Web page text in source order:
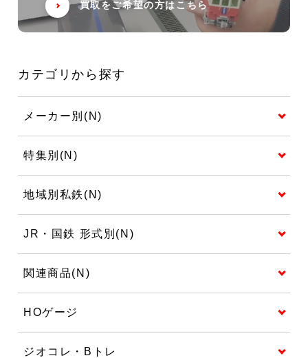
買取をご希望の方はこちら
カテゴリから探す
メーカー別(N)
特集別(N)
地域別私鉄(N)
JR・国鉄 形式別(N)
関連商品(N)
HOゲージ
ジオコレ・Bトレ